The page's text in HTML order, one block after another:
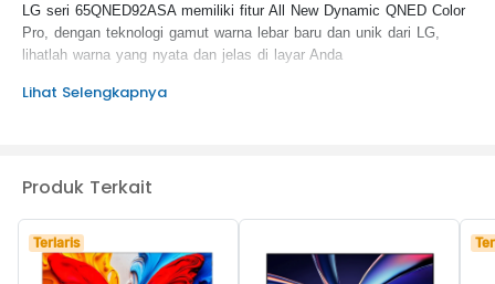
LG seri 65QNED92ASA memiliki fitur All New Dynamic QNED Color
Pro, dengan teknologi gamut warna lebar baru dan unik dari LG,
lihatlah warna yang nyata dan jelas di layar Anda
KEUNGGULAN PRODUK :
Kejernihan yang ditingkatkan dan kontras yang luar biasa
Resolusi tinggi
Lihat Selengkapnya
Produk Terkait
Terlaris